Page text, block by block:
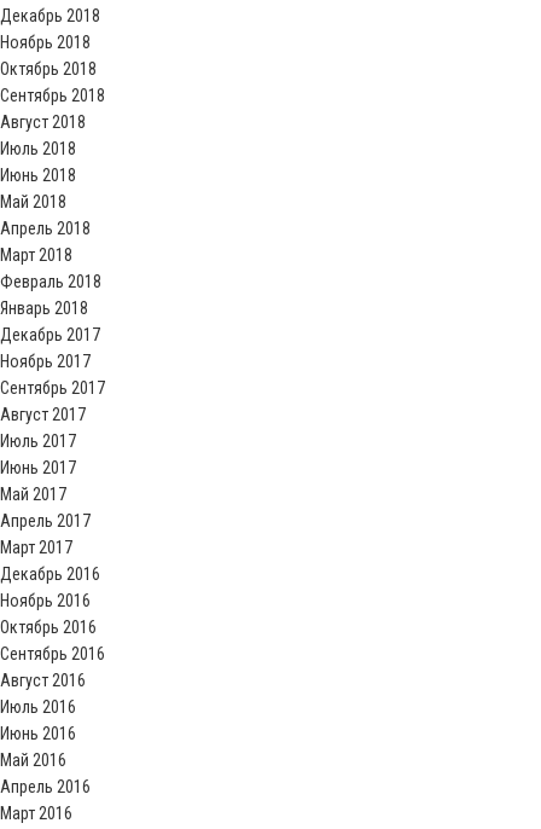
Декабрь 2018
Ноябрь 2018
Октябрь 2018
Сентябрь 2018
Август 2018
Июль 2018
Июнь 2018
Май 2018
Апрель 2018
Март 2018
Февраль 2018
Январь 2018
Декабрь 2017
Ноябрь 2017
Сентябрь 2017
Август 2017
Июль 2017
Июнь 2017
Май 2017
Апрель 2017
Март 2017
Декабрь 2016
Ноябрь 2016
Октябрь 2016
Сентябрь 2016
Август 2016
Июль 2016
Июнь 2016
Май 2016
Апрель 2016
Март 2016